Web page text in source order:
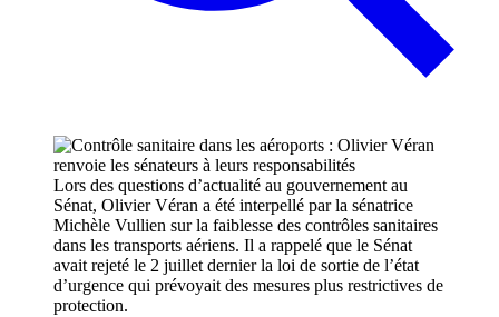
Lors des questions d’actualité au gouvernement au
Sénat, Olivier Véran a été interpellé par la sénatrice
Michèle Vullien sur la faiblesse des contrôles sanitaires
dans les transports aériens. Il a rappelé que le Sénat
avait rejeté le 2 juillet dernier la loi de sortie de l’état
d’urgence qui prévoyait des mesures plus restrictives de
protection.